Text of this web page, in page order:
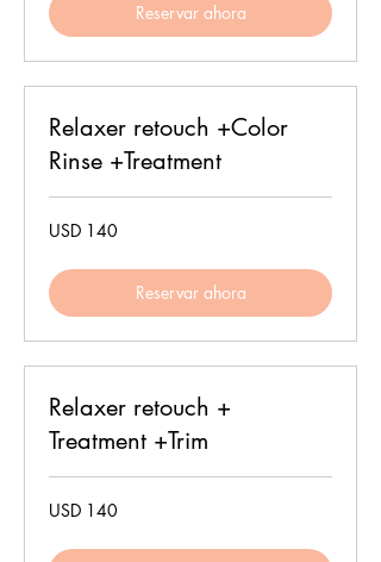
Reservar ahora
Relaxer retouch +Color
Rinse +Treatment
140
dólares
USD 140
Reservar ahora
Relaxer retouch +
Treatment +Trim
140
dólares
USD 140